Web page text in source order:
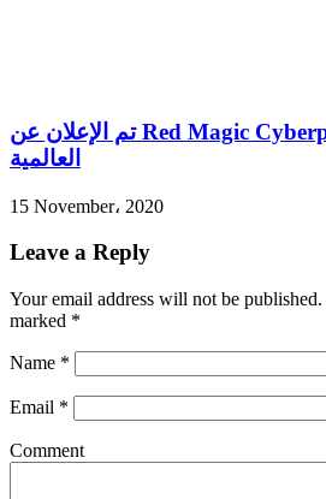
تم الإعلان عن Red Magic Cyberpods TWS للأسواق
العالمية
15 November، 2020
Leave a Reply
Your email address will not be published.
marked *
Name *
Email *
Comment